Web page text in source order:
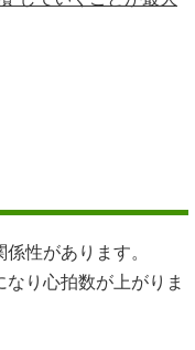
性があります。
り心拍数が上がりま